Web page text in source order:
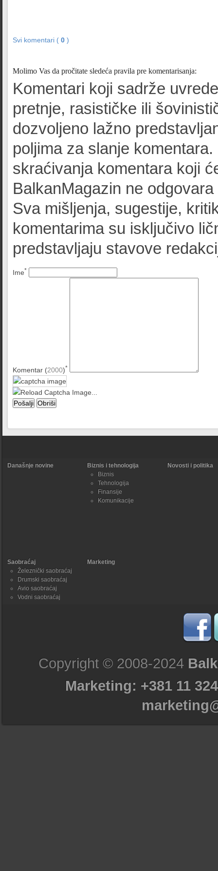
Svi komentari ( 0 )
Molimo Vas da pročitate sledeća pravila pre komentarisanja:
Komentari koji sadrže
pretnje, rasističke ili
dozvoljeno lažno
poljima za slanje
skraćivanja komentara koji
BalkanMagazin ne
Sva mišljenja, sugestije,
komentarima su isključivo
predstavljaju stavove
Ime*
Komentar (2000)*
Današnje novine
Biznis i tehnologija
Biznis
Tehnologija
Finansije
Komunikacije
Novosti i politika
Saobraćaj
Železnički saobraćaj
Drumski saobraćaj
Avio saobraćaj
Vodni saobraćaj
Marketing
Copyright © 2008-2024
Marketing: +381 11